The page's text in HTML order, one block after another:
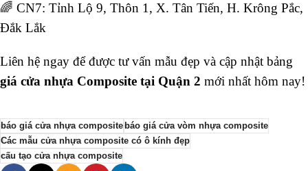
🌈 CN7: Tỉnh Lộ 9, Thôn 1, X. Tân Tiến, H. Krông Pắc,
Đắk Lắk
Liên hệ ngay để được tư vấn mẫu đẹp và cập nhật bảng
giá cửa nhựa Composite tại Quận 2 mới nhất hôm nay!
báo giá cửa nhựa compositebáo giá cửa vòm nhựa composite
Các mẫu cửa nhựa composite có ô kính đẹp
cấu tạo cửa nhựa composite